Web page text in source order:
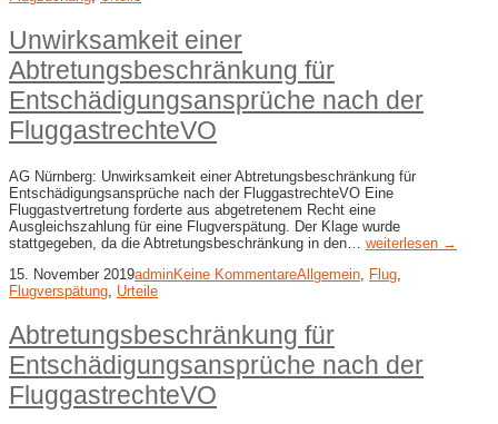
Unwirksamkeit einer
Abtretungsbeschränkung für
Entschädigungsansprüche nach der
FluggastrechteVO
AG Nürnberg: Unwirksamkeit einer Abtretungsbeschränkung für
Entschädigungsansprüche nach der FluggastrechteVO Eine
Fluggastvertretung forderte aus abgetretenem Recht eine
Ausgleichszahlung für eine Flugverspätung. Der Klage wurde
stattgegeben, da die Abtretungsbeschränkung in den… weiterlesen →
15. November 2019adminKeine KommentareAllgemein Flug
Flugverspätung Urteile
Abtretungsbeschränkung für
Entschädigungsansprüche nach der
FluggastrechteVO